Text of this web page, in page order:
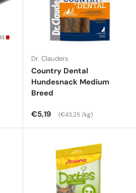
Dr. Clauders
Country Dental
Hundesnack Medium
Breed
Normaler Preis
€5,19 Grundpreis
€43,25 /kg